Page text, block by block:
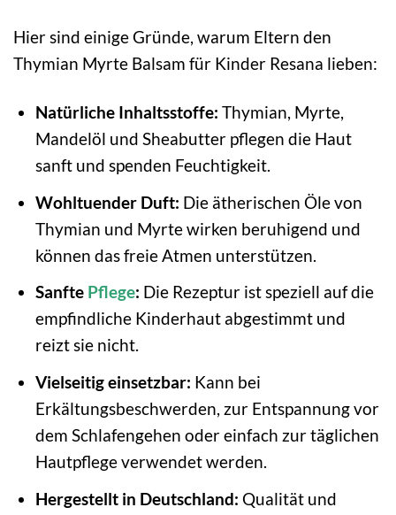
Hier sind einige Gründe, warum Eltern den
Thymian Myrte Balsam für Kinder Resana lieben:
Natürliche Inhaltsstoffe: Thymian, Myrte,
Mandelöl und Sheabutter pflegen die Haut
sanft und spenden Feuchtigkeit.
Wohltuender Duft: Die ätherischen Öle von
Thymian und Myrte wirken beruhigend und
können das freie Atmen unterstützen.
Sanfte Pflege: Die Rezeptur ist speziell auf die
empfindliche Kinderhaut abgestimmt und
reizt sie nicht.
Vielseitig einsetzbar: Kann bei
Erkältungsbeschwerden, zur Entspannung vor
dem Schlafengehen oder einfach zur täglichen
Hautpflege verwendet werden.
Hergestellt in Deutschland: Qualität und